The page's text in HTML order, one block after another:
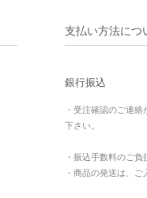
支払い方法につ
銀行振込
・受注確認のご連
下さい。
・振込手数料のご負
・商品の発送は、ご